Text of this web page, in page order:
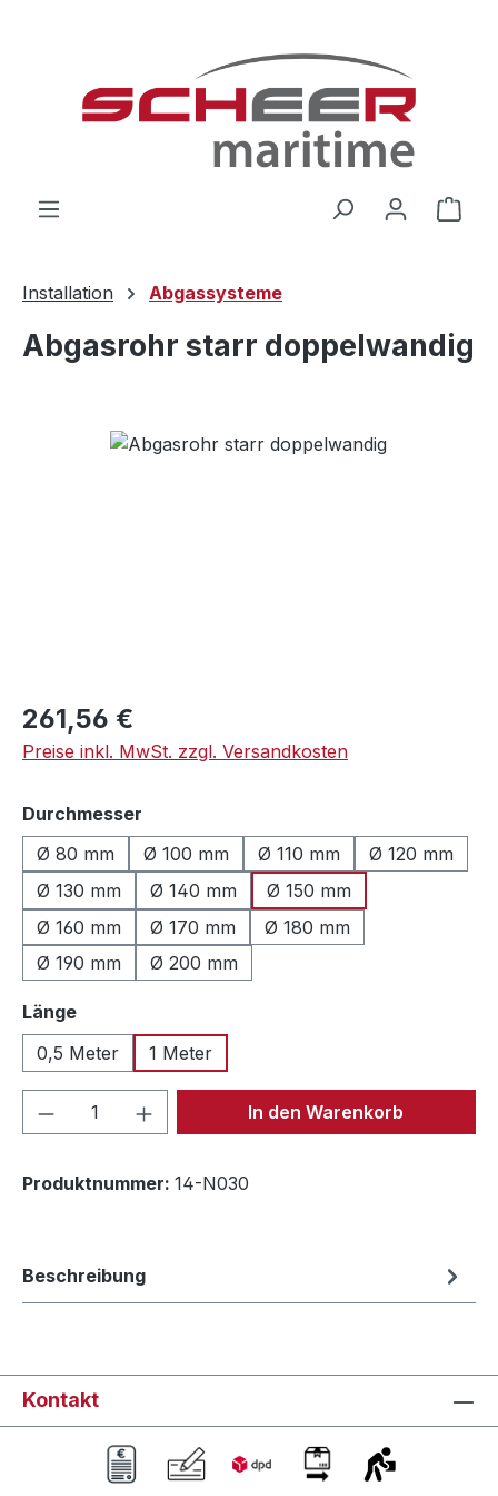
Installation Abgassysteme
Abgasrohr starr doppelwandig
Bildergalerie überspringen
Regulärer Preis:
261,56 €
Preise inkl. MwSt. zzgl. Versandkosten
Durchmesser
Ø 80 mm
Ø 100 mm Ø 110 mm
Ø 120 mm
Ø 130 mm
Ø 140 mm
Ø 150 mm
Ø 160 mm
Ø 170 mm
Ø 180 mm
Ø 190 mm
Ø 200 mm
Längeauswählen
0,5 Meter
1 Meter
Produkt Anzahl: Gib denIn den Warenkorb
Produktnummer: 14-N030
Beschreibung
Kontakt